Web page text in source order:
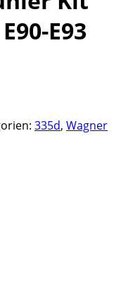
E93
335d, Wagner